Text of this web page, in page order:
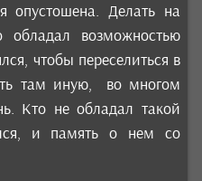
опустошена. Делать на
обладал возможностью
чтобы переселиться в
там иную, во многом
Кто не обладал такой
и память о нем со